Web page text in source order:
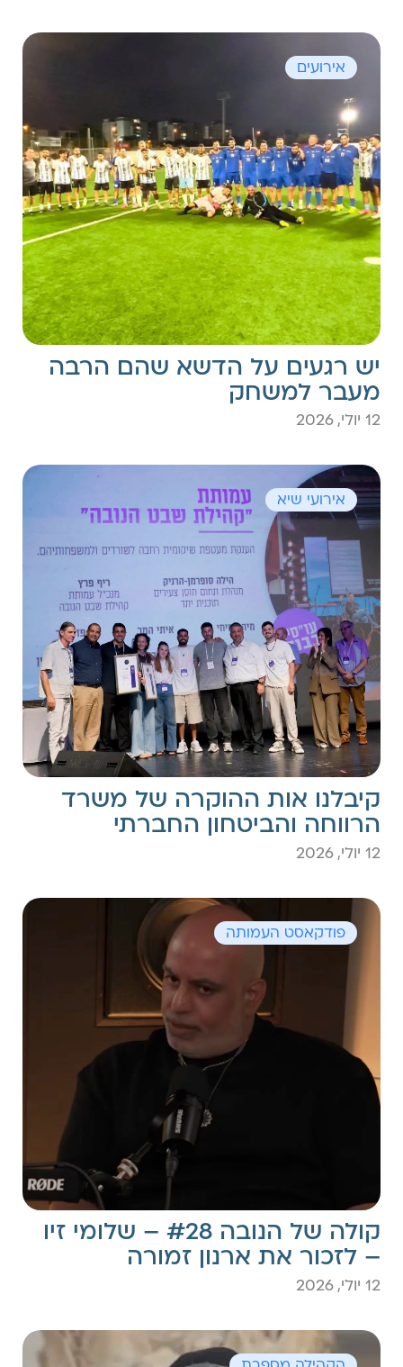
אירועים
יש רגעים על הדשא שהם הרבה
מעבר למשחק
12 יולי, 2026
אירועי שיא
קיבלנו אות ההוקרה של משרד
הרווחה והביטחון החברתי
12 יולי, 2026
פודקאסט העמותה
קולה של הנובה #28 – שלומי זיו
– לזכור את ארנון זמורה
12 יולי, 2026